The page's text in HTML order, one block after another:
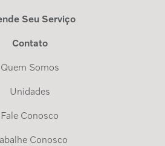
Seu Serviço
Contato
Quem Somos
Unidades
Fale Conosco
Conosco